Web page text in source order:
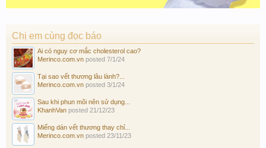
Chị em cùng đọc báo
Ai có nguy cơ mắc cholesterol cao?
Merinco.com.vn posted 7/1/24
Tại sao vết thương lâu lành?...
Merinco.com.vn posted 3/1/24
Sau khi phun môi nên sử dụng...
KhanhVan posted 21/12/23
Miếng dán vết thương thay chỉ...
Merinco.com.vn posted 23/11/23